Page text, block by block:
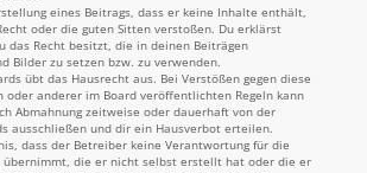
eines Beitrags, dass er keine Inhalte enthält,
oder die guten Sitten verstoßen. Du erklärst
das Recht besitzt, die in deinen Beiträgen
Bilder zu setzen bzw. zu verwenden.
übt das Hausrecht aus. Bei Verstößen gegen diese
oder anderer im Board veröffentlichten Regeln kann
Abmahnung zeitweise oder dauerhaft von der
ausschließen und dir ein Hausverbot erteilen.
dass der Betreiber keine Verantwortung für die
übernimmt, die er nicht selbst erstellt hat oder die er